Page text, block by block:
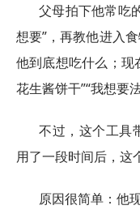
父母拍下他常吃
想要”，再教他进入
他到底想吃什么；现
花生酱饼干”“我想要
不过，这个工具
用了一段时间后，这
原因很简单：他